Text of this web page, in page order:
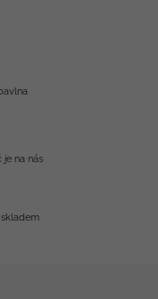
na nás